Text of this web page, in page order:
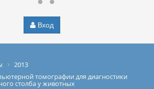
Вход
2013
томографии для диагностики
столба у животных